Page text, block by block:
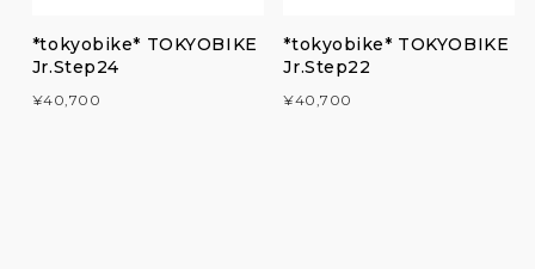
*tokyobike* TOKYOBIKE
Jr.Step24
¥40,700
*tokyobike* TOKYOBIKE
Jr.Step22
¥40,700